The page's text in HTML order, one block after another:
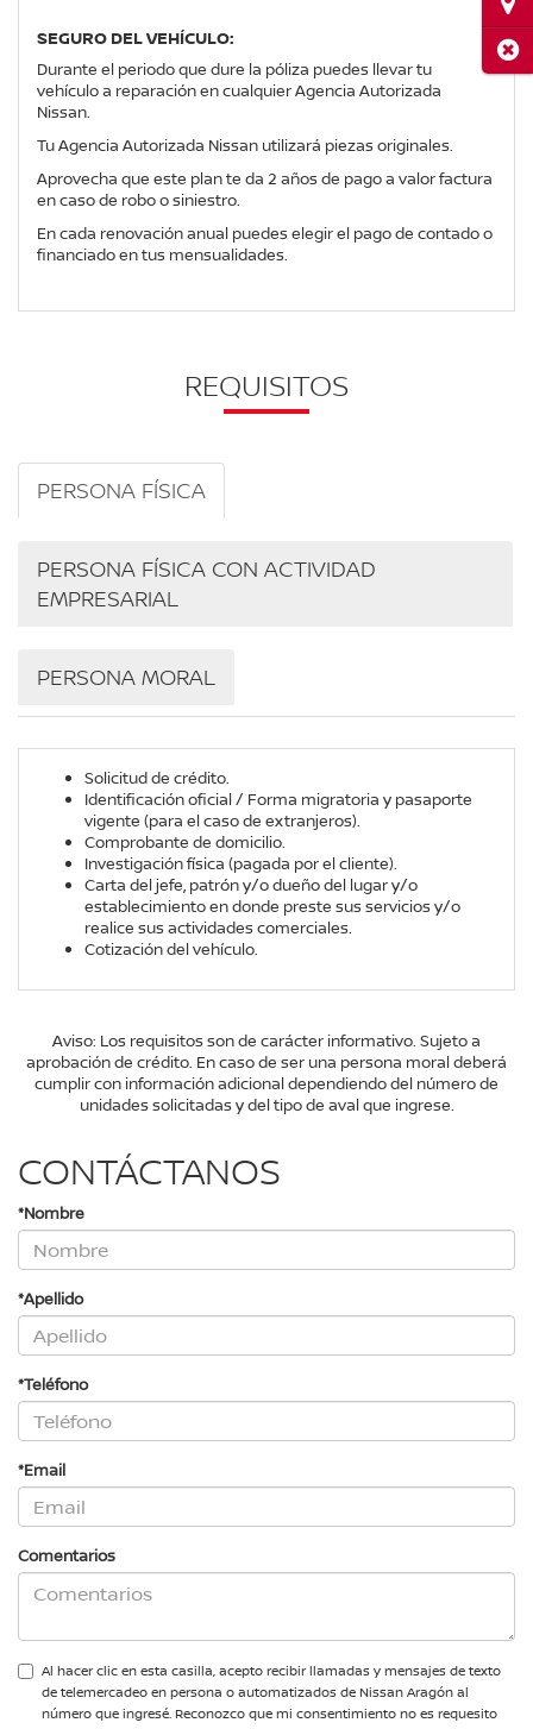
SEGURO DEL VEHÍCULO:
Durante el periodo que dure la póliza puedes llevar tu
vehículo a reparación en cualquier Agencia Autorizada
Nissan.
Tu Agencia Autorizada Nissan utilizará piezas originales.
Aprovecha que este plan te da 2 años de pago a valor factura
en caso de robo o siniestro.
En cada renovación anual puedes elegir el pago de contado o
financiado en tus mensualidades.
REQUISITOS
PERSONA FÍSICA
PERSONA FÍSICA CON ACTIVIDAD
EMPRESARIAL
PERSONA MORAL
Solicitud de crédito.
Identificación oficial / Forma migratoria y pasaporte
vigente (para el caso de extranjeros).
Comprobante de domicilio.
Investigación física (pagada por el cliente).
Carta del jefe, patrón y/o dueño del lugar y/o
establecimiento en donde preste sus servicios y/o
realice sus actividades comerciales.
Cotización del vehículo.
Aviso: Los requisitos son de carácter informativo. Sujeto a
aprobación de crédito. En caso de ser una persona moral deberá
cumplir con información adicional dependiendo del número de
unidades solicitadas y del tipo de aval que ingrese.
CONTÁCTANOS
*Nombre
*Apellido
*Teléfono
*Email
Comentarios
Al hacer clic en esta casilla, acepto recibir llamadas y mensajes de texto
de telemercadeo en persona o automatizados de Nissan Aragón al
número que ingresé. Reconozco que mi consentimiento no es requesito